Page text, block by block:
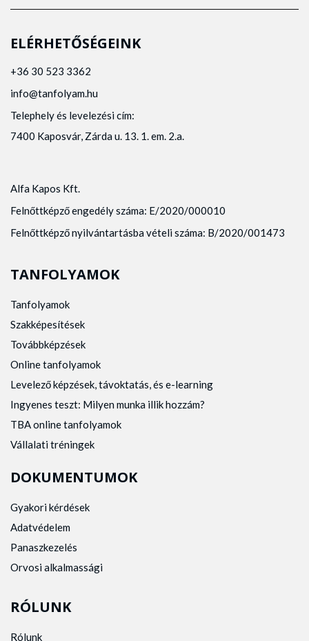
ELÉRHETŐSÉGEINK
+36 30 523 3362
info@tanfolyam.hu
Telephely és levelezési cím:
7400 Kaposvár, Zárda u. 13. 1. em. 2.a.
Alfa Kapos Kft.
Felnőttképző engedély száma: E/2020/000010
Felnőttképző nyilvántartásba vételi száma: B/2020/001473
TANFOLYAMOK
Tanfolyamok
Szakképesítések
Továbbképzések
Online tanfolyamok
Levelező képzések, távoktatás, és e-learning
Ingyenes teszt: Milyen munka illik hozzám?
TBA online tanfolyamok
Vállalati tréningek
DOKUMENTUMOK
Gyakori kérdések
Adatvédelem
Panaszkezelés
Orvosi alkalmassági
RÓLUNK
Rólunk